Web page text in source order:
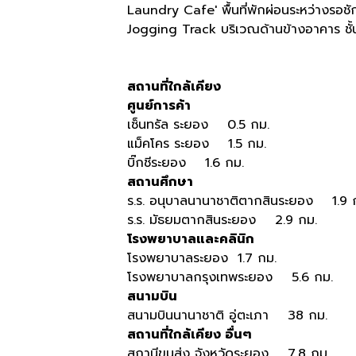
Laundry Cafe' พื้นที่พักผ่อนระหว่างรอชั
Jogging Track บริเวณด้านข้างอาคาร ชั้
สถานที่ใกล้เคียง
ศูนย์การค้า
เซ็นทรัล ระยอง 0.5 กม.
แม็คโคร ระยอง 1.5 กม.
บิ๊กชีระยอง 1.6 กม.
สถานศึกษา
ร.ร. อนุบาลนานาชาติตากสินระยอง 1.9
ร.ร. มัธยมตากสินระยอง 2.9 กม.
โรงพยาบาลและคลินิก
โรงพยาบาลระยอง 1.7 กม.
โรงพยาบาลกรุงเทพระยอง 5.6 กม.
สนามบิน
สนามบินนานาชาติ อู่ตะเภา 38 กม.
สถานที่ใกล้เคียง อื่นๆ